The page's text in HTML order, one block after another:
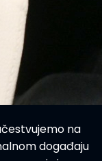
na
događaju